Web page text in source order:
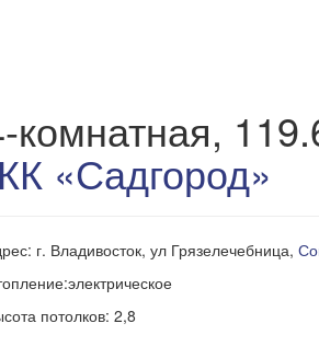
комнатная,
«Садгород»
г. Владивосток, ул Грязелечебница,
потолков: 2,8